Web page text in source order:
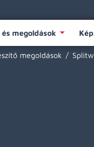
megoldások
megoldások